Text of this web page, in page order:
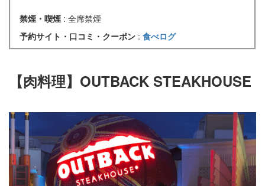
禁煙・喫煙 : 全席禁煙
予約サイト・口コミ・クーポン : 食べログ
【肉料理】OUTBACK STEAKHOUSE